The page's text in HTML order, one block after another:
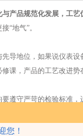
您！
产品规范化发展，工
“地气”。
地位，如果说仪表设
课，产品的工艺改进势
守严苛的检验标准，
，在极大提高产品使用